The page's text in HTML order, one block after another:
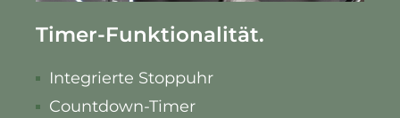
Timer-Funktionalität.
Integrierte Stoppuhr
Countdown-Timer